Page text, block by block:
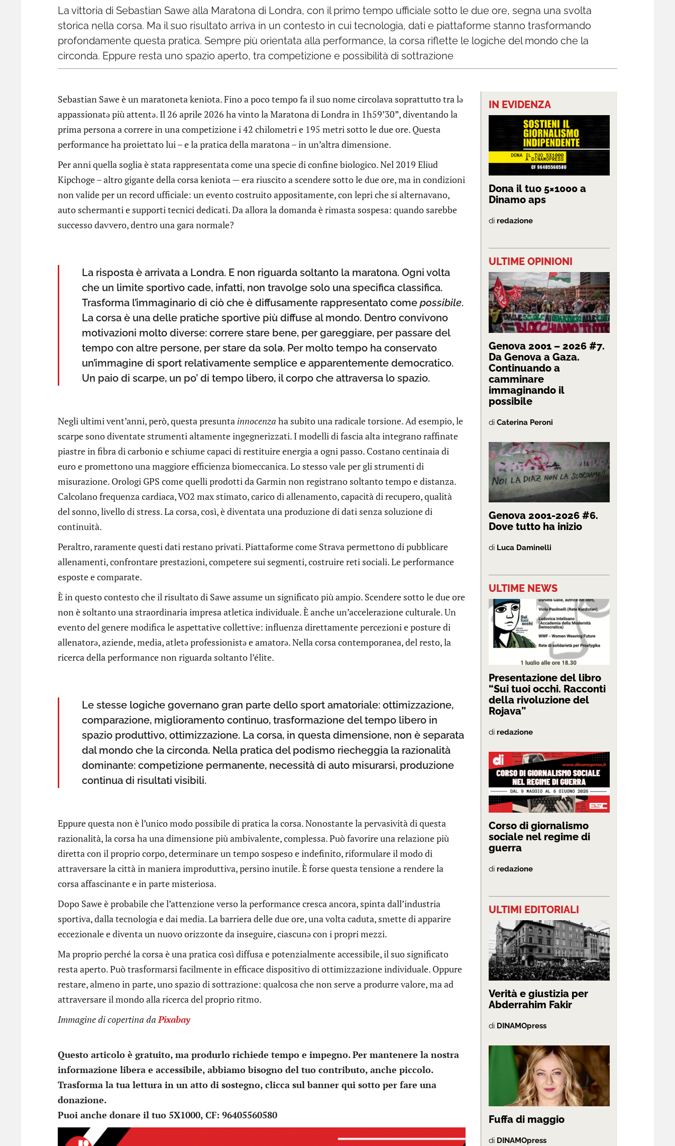
La vittoria di Sebastian Sawe alla Maratona di Londra, con il primo tempo ufficiale sotto le due ore, segna una svolta
storica nella corsa. Ma il suo risultato arriva in un contesto in cui tecnologia, dati e piattaforme stanno trasformando
profondamente questa pratica. Sempre più orientata alla performance, la corsa riflette le logiche del mondo che la
circonda. Eppure resta uno spazio aperto, tra competizione e possibilità di sottrazione
Sebastian Sawe è un maratoneta keniota. Fino a poco tempo fa il suo nome circolava soprattutto tra lə
appassionatə più attentə. Il 26 aprile 2026 ha vinto la Maratona di Londra in 1h59’30”, diventando la
prima persona a correre in una competizione i 42 chilometri e 195 metri sotto le due ore. Questa
performance ha proiettato lui – e la pratica della maratona – in un’altra dimensione.
Per anni quella soglia è stata rappresentata come una specie di confine biologico. Nel 2019 Eliud
Kipchoge – altro gigante della corsa keniota — era riuscito a scendere sotto le due ore, ma in condizioni
non valide per un record ufficiale: un evento costruito appositamente, con lepri che si alternavano,
auto schermanti e supporti tecnici dedicati. Da allora la domanda è rimasta sospesa: quando sarebbe
successo davvero, dentro una gara normale?
La risposta è arrivata a Londra. E non riguarda soltanto la maratona. Ogni volta
che un limite sportivo cade, infatti, non travolge solo una specifica classifica.
Trasforma l’immaginario di ciò che è diffusamente rappresentato come possibile.
La corsa è una delle pratiche sportive più diffuse al mondo. Dentro convivono
motivazioni molto diverse: correre stare bene, per gareggiare, per passare del
tempo con altre persone, per stare da solə. Per molto tempo ha conservato
un’immagine di sport relativamente semplice e apparentemente democratico.
Un paio di scarpe, un po’ di tempo libero, il corpo che attraversa lo spazio.
Negli ultimi vent’anni, però, questa presunta innocenza ha subito una radicale torsione. Ad esempio, le
scarpe sono diventate strumenti altamente ingegnerizzati. I modelli di fascia alta integrano raffinate
piastre in fibra di carbonio e schiume capaci di restituire energia a ogni passo. Costano centinaia di
euro e promettono una maggiore efficienza biomeccanica. Lo stesso vale per gli strumenti di
misurazione. Orologi GPS come quelli prodotti da Garmin non registrano soltanto tempo e distanza.
Calcolano frequenza cardiaca, VO2 max stimato, carico di allenamento, capacità di recupero, qualità
del sonno, livello di stress. La corsa, così, è diventata una produzione di dati senza soluzione di
continuità.
Peraltro, raramente questi dati restano privati. Piattaforme come Strava permettono di pubblicare
allenamenti, confrontare prestazioni, competere sui segmenti, costruire reti sociali. Le performance
esposte e comparate.
È in questo contesto che il risultato di Sawe assume un significato più ampio. Scendere sotto le due ore
non è soltanto una straordinaria impresa atletica individuale. È anche un’accelerazione culturale. Un
evento del genere modifica le aspettative collettive: influenza direttamente percezioni e posture di
allenatorə, aziende, media, atletə professionistə e amatorə. Nella corsa contemporanea, del resto, la
ricerca della performance non riguarda soltanto l’élite.
Le stesse logiche governano gran parte dello sport amatoriale: ottimizzazione,
comparazione, miglioramento continuo, trasformazione del tempo libero in
spazio produttivo, ottimizzazione. La corsa, in questa dimensione, non è separata
dal mondo che la circonda. Nella pratica del podismo riecheggia la razionalità
dominante: competizione permanente, necessità di auto misurarsi, produzione
continua di risultati visibili.
Eppure questa non è l’unico modo possibile di pratica la corsa. Nonostante la pervasività di questa
razionalità, la corsa ha una dimensione più ambivalente, complessa. Può favorire una relazione più
diretta con il proprio corpo, determinare un tempo sospeso e indefinito, riformulare il modo di
attraversare la città in maniera improduttiva, persino inutile. È forse questa tensione a rendere la
corsa affascinante e in parte misteriosa.
Dopo Sawe è probabile che l’attenzione verso la performance cresca ancora, spinta dall’industria
sportiva, dalla tecnologia e dai media. La barriera delle due ore, una volta caduta, smette di apparire
eccezionale e diventa un nuovo orizzonte da inseguire, ciascunə con i propri mezzi.
Ma proprio perché la corsa è una pratica così diffusa e potenzialmente accessibile, il suo significato
resta aperto. Può trasformarsi facilmente in efficace dispositivo di ottimizzazione individuale. Oppure
restare, almeno in parte, uno spazio di sottrazione: qualcosa che non serve a produrre valore, ma ad
attraversare il mondo alla ricerca del proprio ritmo.
Immagine di copertina daPixabay
Questo articolo è gratuito, ma produrlo richiede tempo e impegno. Per mantenere la nostra
informazione libera e accessibile, abbiamo bisogno del tuo contributo, anche piccolo.
Trasforma la tua lettura in un atto di sostegno, clicca sul banner qui sotto per fare una
donazione.
Puoi anche donare il tuo 5X1000, CF: 96405560580
IN EVIDENZA
Dona il tuo 5×1000 a
Dinamo aps
di redazione
ULTIME OPINIONI
Genova 2001 – 2026 #7.
Da Genova a Gaza.
Continuando a
camminare
immaginando il
possibile
di Caterina Peroni
Genova 2001-2026 #6.
Dove tutto ha inizio
di Luca Daminelli
ULTIME NEWS
Presentazione del libro
“Sui tuoi occhi. Racconti
della rivoluzione del
Rojava”
di redazione
Corso di giornalismo
sociale nel regime di
guerra
di redazione
ULTIMI EDITORIALI
Verità e giustizia per
Abderrahim Fakir
di DINAMOpress
Fuffa di maggio
di DINAMOpress